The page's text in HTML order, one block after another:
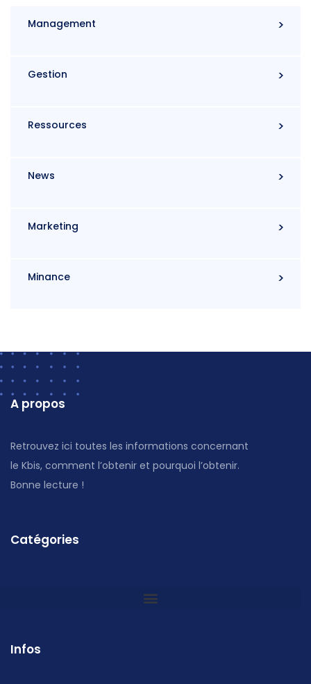
Management
Gestion
Ressources
News
Marketing
Minance
A propos
Retrouvez ici toutes les informations concernant
le Kbis, comment l’obtenir et pourquoi l’obtenir.
Bonne lecture !
Catégories
Infos